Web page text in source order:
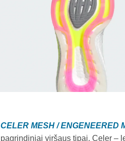
CELER MESH / ENGENEERED
pagrindiniai viršaus tipai. Celer –